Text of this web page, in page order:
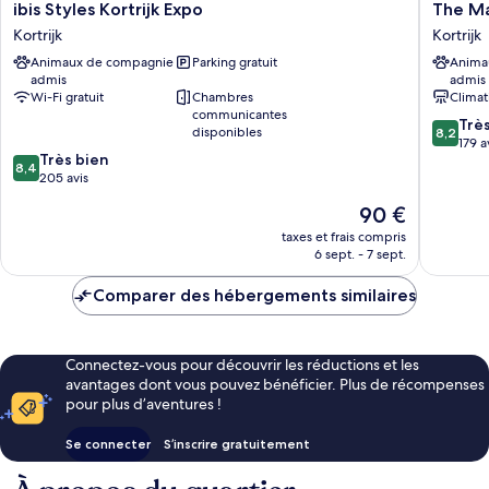
ibis
Styles
Kortrijk
Expo
Kortrijk
ibis Styles Kortrijk Expo
Kortrijk
Animaux de compagnie
admis
Parking gratuit
Wi-Fi gratuit
Chambres
communicantes
disponibles
8.4
sur
8,4 Très bien
205 avis
Le
nouveau
prix
de
90 €
taxes et frais compris
6 sept. - 7 sept.
The
Market
by
Kortrijk
The
Kortrijk
admis
8.2
sur
8,2
179
Comparer des hébergements similaires
Connectez-vous pour découvrir les réductions et les
avantages dont vous pouvez bénéficier. Plus de récompenses
pour plus d’aventures !
Se connecter S’inscrire gratuitement